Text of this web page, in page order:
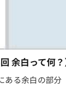
回 余白って何？
ある余白の部分